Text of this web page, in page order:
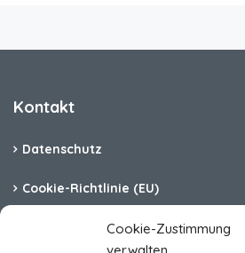
Cookie-Zustimmung
Kontakt
Datenschutz
Cookie-Richtlinie (EU)
Barrierefreiheit